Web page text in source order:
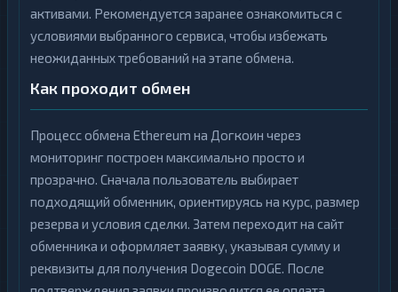
активами. Рекомендуется заранее ознакомиться с
условиями выбранного сервиса, чтобы избежать
неожиданных требований на этапе обмена.
Как проходит обмен
Процесс обмена Ethereum на Догкоин через
мониторинг построен максимально просто и
прозрачно. Сначала пользователь выбирает
подходящий обменник, ориентируясь на курс, размер
резерва и условия сделки. Затем переходит на сайт
обменника и оформляет заявку, указывая сумму и
реквизиты для получения Dogecoin DOGE. После